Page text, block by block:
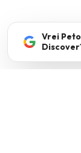
Vrei